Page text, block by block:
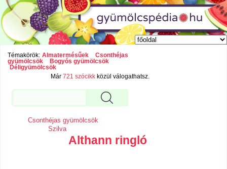
Témakörök: Almatermésűek
Csonthéjas
gyümölcsök
Bogyós gyümölcsök
Déligyümölcsök
Már721 szócikk közül válogathatsz.
Csonthéjas gyümölcsök
Szilva
Althann ringló